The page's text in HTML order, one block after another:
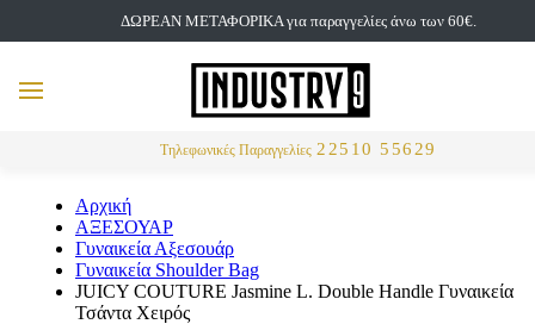
ΔΩΡΕΑΝ ΜΕΤΑΦΟΡΙΚΑ για παραγγελίες άνω των 60€.
Τηλεφωνικές Παραγγελίες 22510 55629
MENU
Αρχική
ΑΞΕΣΟΥΑΡ
Γυναικεία Αξεσουάρ
Γυναικεία Shoulder Bag
JUICY COUTURE Jasmine L. Double Handle Γυναικεία
Τσάντα Χειρός